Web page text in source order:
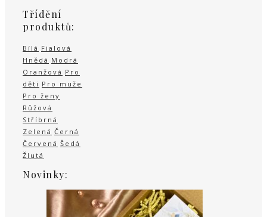
Třídění
produktů:
Bílá Fialová
Hnědá Modrá
Oranžová Pro
děti Pro muže
Pro ženy
Růžová
Stříbrná
Zelená Černá
Červená Šedá
Žlutá
Novinky: